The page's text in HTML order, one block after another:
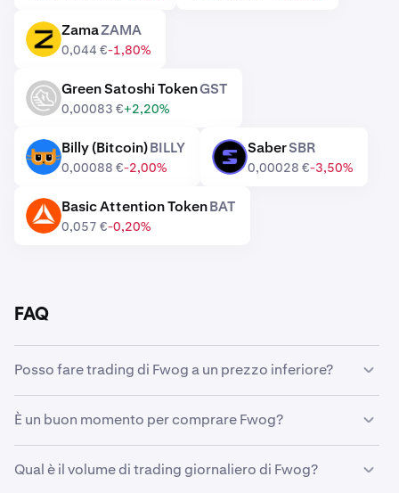
ZAMA ZamaZAMA
0,044 €-1,80%
GST Green Satoshi TokenGST
0,00083 €+2,20%
BILLY Billy (Bitcoin)BILLY
0,00088 €-2,00%
SBR SaberSBR
0,00028 €-3,50%
BAT Basic Attention TokenBAT
0,057 €-0,20%
FAQ
Posso fare trading di Fwog a un prezzo inferiore?
acquistare automaticamente Fwog quando è disponibile
a un prezzo inferiore.
È un buon momento per comprare Fwog?
un'impresa ardua, ecco perché molti trader preferiscono
Qual è il volume di trading giornaliero di Fwog?